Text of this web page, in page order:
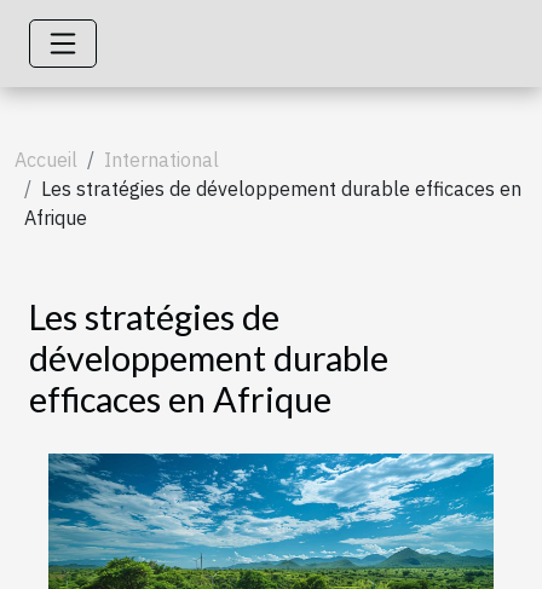
Accueil
International
Les stratégies de développement durable efficaces en
Afrique
Les stratégies de
développement durable
efficaces en Afrique